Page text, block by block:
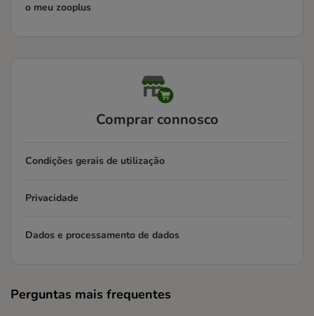
o meu zooplus
Comprar connosco
Condições gerais de utilização
Privacidade
Dados e processamento de dados
Perguntas mais frequentes